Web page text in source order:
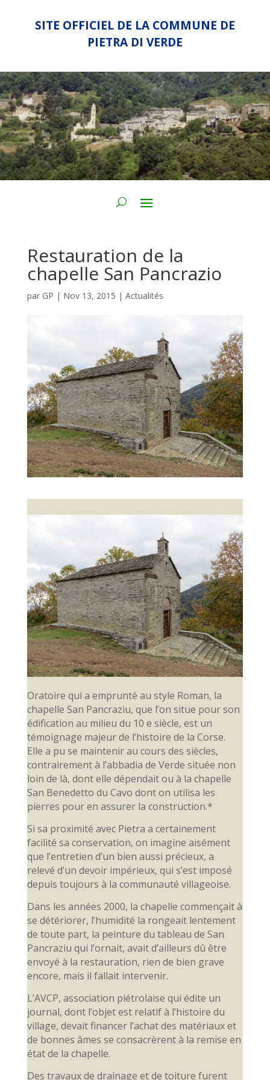
SITE OFFICIEL DE LA COMMUNE DE
PIETRA DI VERDE
Restauration de la
chapelle San Pancrazio
par GP | Nov 13, 2015 | Actualités
Oratoire qui a emprunté au style Roman, la
chapelle San Pancraziu, que l’on situe pour son
édification au milieu du 10 e siècle, est un
témoignage majeur de l’histoire de la Corse.
Elle a pu se maintenir au cours des siècles,
contrairement à l’abbadia de Verde située non
loin de là, dont elle dépendait ou à la chapelle
San Benedetto du Cavo dont on utilisa les
pierres pour en assurer la construction.*
Si sa proximité avec Pietra a certainement
facilité sa conservation, on imagine aisément
que l’entretien d’un bien aussi précieux, a
relevé d’un devoir impérieux, qui s’est imposé
depuis toujours à la communauté villageoise.
Dans les années 2000, la chapelle commençait à
se détériorer, l’humidité la rongeait lentement
de toute part, la peinture du tableau de San
Pancraziu qui l’ornait, avait d’ailleurs dû être
envoyé à la restauration, rien de bien grave
encore, mais il fallait intervenir.
L’AVCP, association piétrolaise qui édite un
journal, dont l’objet est relatif à l’histoire du
village, devait financer l’achat des matériaux et
de bonnes âmes se consacrèrent à la remise en
état de la chapelle.
Des travaux de drainage et de toiture furent